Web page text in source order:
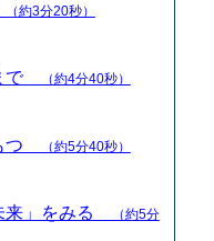
（約3分20秒）
で （約4分40秒）
つ （約5分40秒）
来」をみる
（約5分